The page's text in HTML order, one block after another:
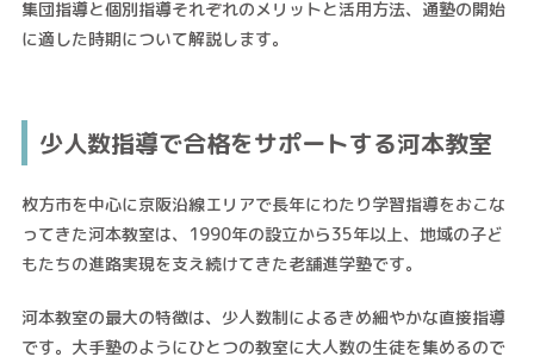
集団指導と個別指導それぞれのメリットと活用方法、通塾の開始
に適した時期について解説します。
少人数指導で合格をサポートする河本教室
枚方市を中心に京阪沿線エリアで長年にわたり学習指導をおこな
ってきた河本教室は、1990年の設立から35年以上、地域の子ど
もたちの進路実現を支え続けてきた老舗進学塾です。
河本教室の最大の特徴は、少人数制によるきめ細やかな直接指導
です。大手塾のようにひとつの教室に大人数の生徒を集めるので